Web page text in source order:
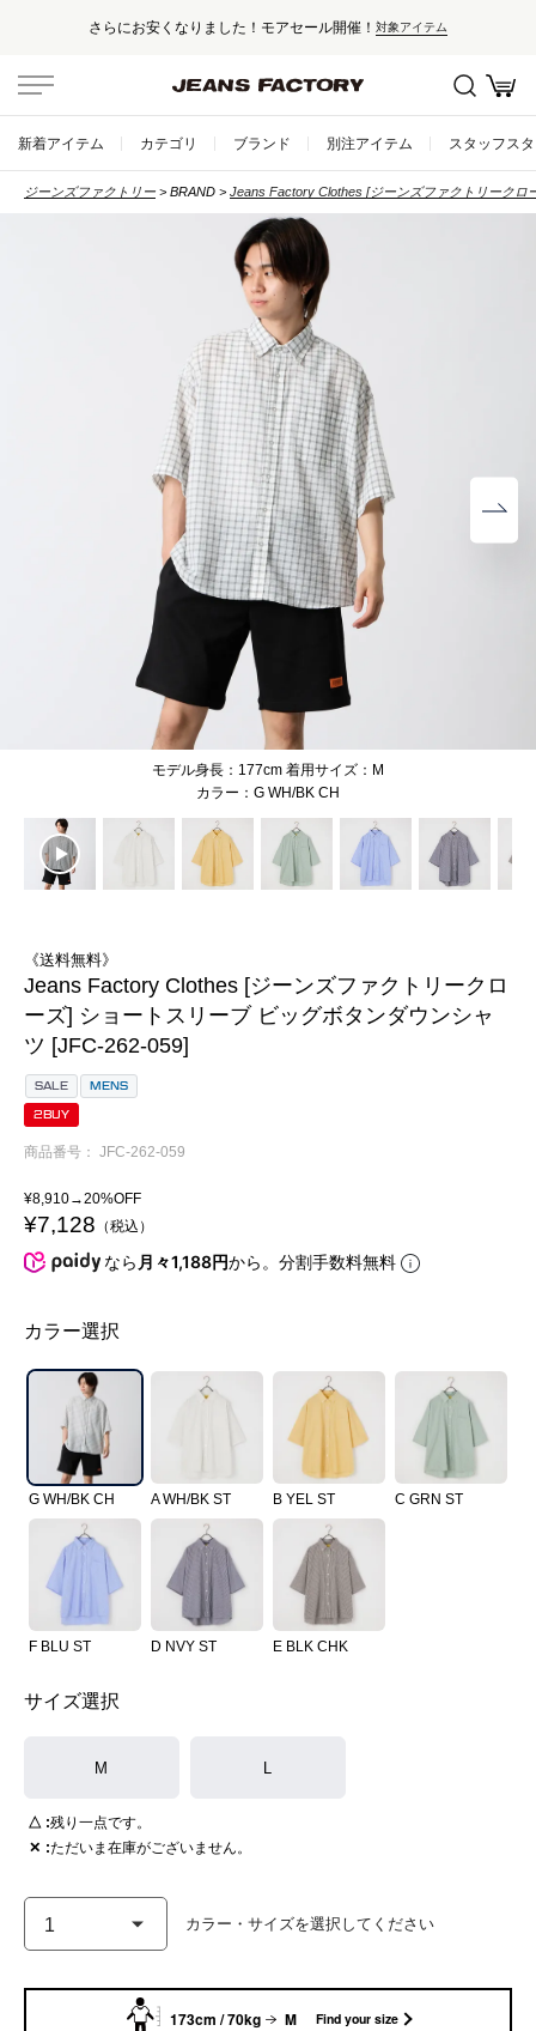
セール対象外アイテムは10%ポイント還元！
新着アイテム カテゴリ ブランド 別注アイテム スタッフス
ジーンズファクトリー BRAND Jeans Factory Clothes [ジーンズファクトリークロ
モデル身長：177cm 着用サイズ：M
G WH/BK CH
《送料無料》
Jeans Factory Clothes [ジーンズファクトリークロ
ーズ] ショートスリーブ ビッグボタンダウンシャ
ツ [JFC-262-059]
SALE MENS
2BUY
商品番号 JFC-262-059
¥8,910→20%OFF
¥7,128 税込
なら 月々1,188円から。分割手数料無料
カラー選択
G WH/BK CH A WH/BK ST B YEL ST C GRN ST
F BLU ST D NVY ST E BLK CHK
サイズ選択
M
△ 残り一点です。
✕
ただいま在庫がございません。
173cm / 70kg M Find your size